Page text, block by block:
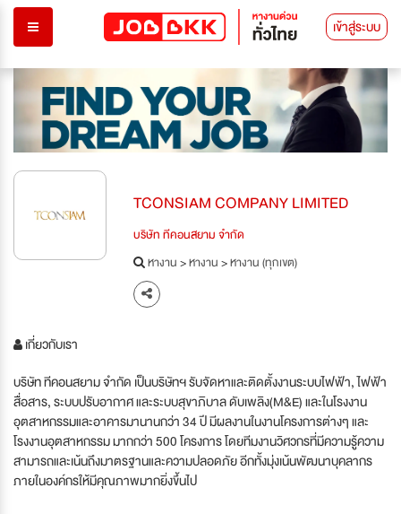
เข้าสู่ระบบ
TCONSIAM COMPANY LIMITED
บริษัท ทีคอนสยาม จำกัด
หางาน>หางาน>หางาน (ทุกเขต)
เกี่ยวกับเรา
บริษัท ทีคอนสยาม จำกัด เป็นบริษัทฯ รับจัดหาและติดตั้งงานระบบไฟฟ้า, ไฟฟ้า
สื่อสาร, ระบบปรับอากาศ และระบบสุขาภิบาล ดับเพลิง(M&E) และในโรงงาน
อุตสาหกรรมและอาคารมานานกว่า 34 ปี มีผลงานในงานโครงการต่างๆ และ
โรงงานอุตสาหกรรม มากกว่า 500 โครงการ โดยทีมงานวิศวกรที่มีความรู้ความ
สามารถและเน้นถึงมาตรฐานและความปลอดภัย อีกทั้งมุ่งเน้นพัฒนาบุคลากร
ภายในองค์กรให้มีคุณภาพมากยิ่งขึ้นไป